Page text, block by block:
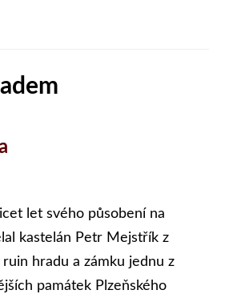
let svého působení na
kastelán Petr Mejstřík z
hradu a zámku jednu z
památek Plzeňského